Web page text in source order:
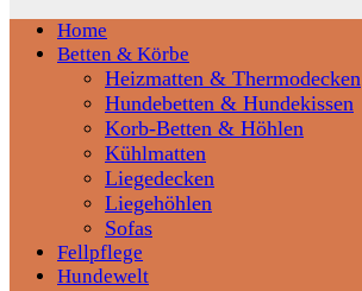
Home
Betten & Körbe
Heizmatten & Thermodecken
Hundebetten & Hundekissen
Korb-Betten & Höhlen
Kühlmatten
Liegedecken
Liegehöhlen
Sofas
Fellpflege
Hundewelt